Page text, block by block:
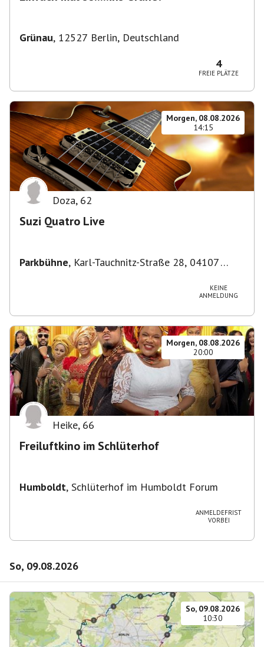
Grünau, 12527 Berlin, Deutschland
4
FREIE PLÄTZE
Morgen, 08.08.2026
14:15
Doza, 62
Suzi Quatro Live
Parkbühne, Karl-Tauchnitz-Straße 28, 04107
KEINE
ANMELDUNG
Morgen, 08.08.2026
20:00
Heike, 66
Freiluftkino im Schlüterhof
Humboldt, Schlüterhof im Humboldt Forum
ANMELDEFRIST
VORBEI
So, 09.08.2026
So, 09.08.2026
10:30